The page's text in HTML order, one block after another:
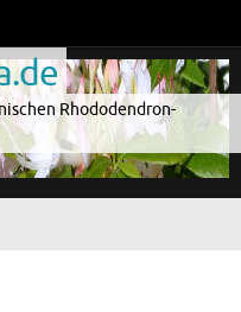
Rhododendron-